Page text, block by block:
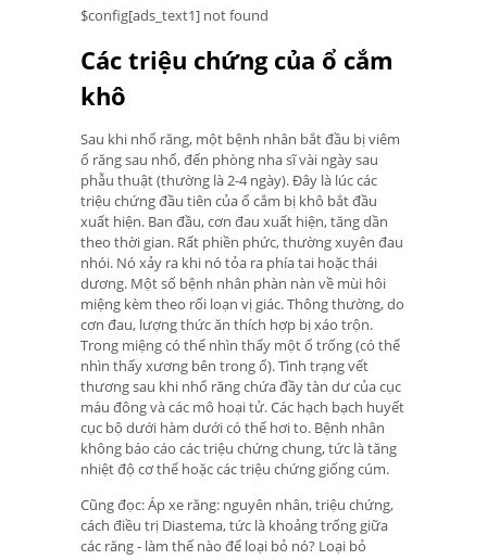
$config[ads_text1] not found
Các triệu chứng của ổ cắm
khô
Sau khi nhổ răng, một bệnh nhân bắt đầu bị viêm
ổ răng sau nhổ, đến phòng nha sĩ vài ngày sau
phẫu thuật (thường là 2-4 ngày). Đây là lúc các
triệu chứng đầu tiên của ổ cắm bị khô bắt đầu
xuất hiện. Ban đầu, cơn đau xuất hiện, tăng dần
theo thời gian. Rất phiền phức, thường xuyên đau
nhói. Nó xảy ra khi nó tỏa ra phía tai hoặc thái
dương. Một số bệnh nhân phàn nàn về mùi hôi
miệng kèm theo rối loạn vị giác. Thông thường, do
cơn đau, lượng thức ăn thích hợp bị xáo trộn.
Trong miệng có thể nhìn thấy một ổ trống (có thể
nhìn thấy xương bên trong ổ). Tình trạng vết
thương sau khi nhổ răng chứa đầy tàn dư của cục
máu đông và các mô hoại tử. Các hạch bạch huyết
cục bộ dưới hàm dưới có thể hơi to. Bệnh nhân
không báo cáo các triệu chứng chung, tức là tăng
nhiệt độ cơ thể hoặc các triệu chứng giống cúm.
Cũng đọc: Áp xe răng: nguyên nhân, triệu chứng,
cách điều trị Diastema, tức là khoảng trống giữa
các răng - làm thế nào để loại bỏ nó? Loại bỏ